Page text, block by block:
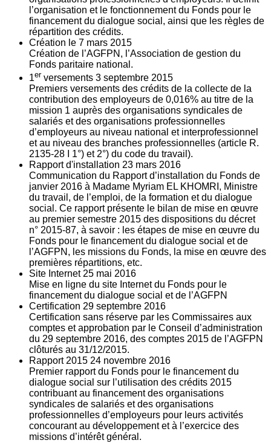
l’organisation et le fonctionnement du Fonds pour le
financement du dialogue social, ainsi que les règles de
répartition des crédits.
Création le 7 mars 2015
Création de l’AGFPN, l’Association de gestion du
Fonds paritaire national.
1er versements 3 septembre 2015
Premiers versements des crédits de la collecte de la
contribution des employeurs de 0,016% au titre de la
mission 1 auprès des organisations syndicales de
salariés et des organisations professionnelles
d’employeurs au niveau national et interprofessionnel
et au niveau des branches professionnelles (article R.
2135‐28 I 1°) et 2°) du code du travail).
Rapport d'installation 23 mars 2016
Communication du Rapport d’installation du Fonds de
janvier 2016 à Madame Myriam EL KHOMRI, Ministre
du travail, de l’emploi, de la formation et du dialogue
social. Ce rapport présente le bilan de mise en œuvre
au premier semestre 2015 des dispositions du décret
n° 2015-87, à savoir : les étapes de mise en œuvre du
Fonds pour le financement du dialogue social et de
l’AGFPN, les missions du Fonds, la mise en œuvre des
premières répartitions, etc.
Site Internet 25 mai 2016
Mise en ligne du site Internet du Fonds pour le
financement du dialogue social et de l’AGFPN
Certification 29 septembre 2016
Certification sans réserve par les Commissaires aux
comptes et approbation par le Conseil d’administration
du 29 septembre 2016, des comptes 2015 de l’AGFPN
clôturés au 31/12/2015.
Rapport 2015 24 novembre 2016
Premier rapport du Fonds pour le financement du
dialogue social sur l’utilisation des crédits 2015
contribuant au financement des organisations
syndicales de salariés et des organisations
professionnelles d’employeurs pour leurs activités
concourant au développement et à l’exercice des
missions d’intérêt général.